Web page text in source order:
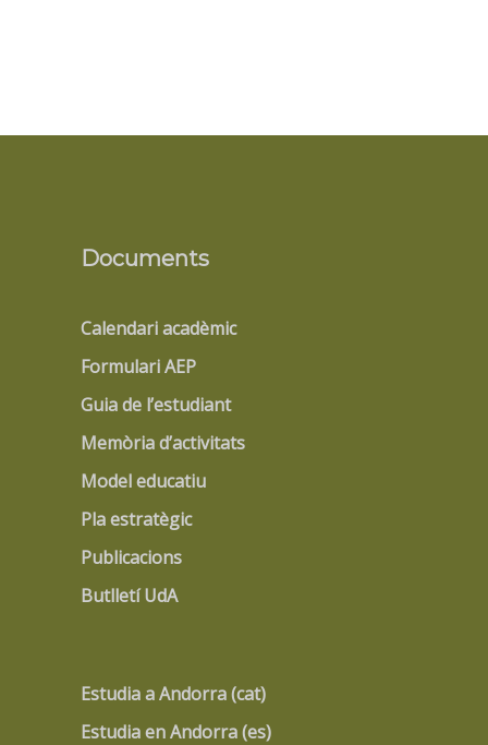
Documents
Calendari acadèmic
Formulari AEP
Guia de l’estudiant
Memòria d’activitats
Model educatiu
Pla estratègic
Publicacions
Butlletí UdA
Estudia a Andorra (cat)
Estudia en Andorra (es)